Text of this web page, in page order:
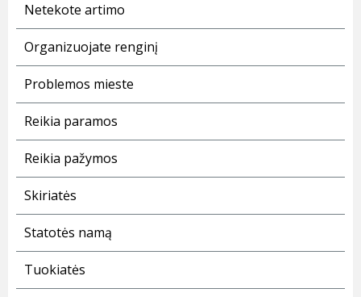
Netekote artimo
Organizuojate renginį
Problemos mieste
Reikia paramos
Reikia pažymos
Skiriatės
Statotės namą
Tuokiatės